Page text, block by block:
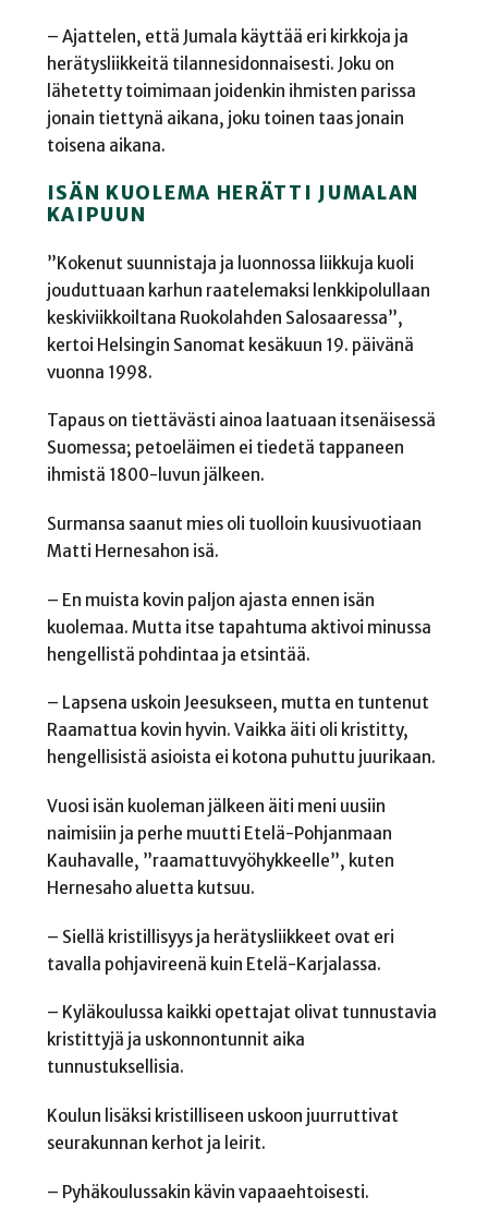
– Ajattelen, että Jumala käyttää eri kirkkoja ja
herätysliikkeitä tilannesidonnaisesti. Joku on
lähetetty toimimaan joidenkin ihmisten parissa
jonain tiettynä aikana, joku toinen taas jonain
toisena aikana.
ISÄN KUOLEMA HERÄTTI JUMALAN
KAIPUUN
”Kokenut suunnistaja ja luonnossa liikkuja kuoli
jouduttuaan karhun raatelemaksi lenkkipolullaan
keskiviikkoiltana Ruokolahden Salosaaressa”,
kertoi Helsingin Sanomat kesäkuun 19. päivänä
vuonna 1998.
Tapaus on tiettävästi ainoa laatuaan itsenäisessä
Suomessa; petoeläimen ei tiedetä tappaneen
ihmistä 1800-luvun jälkeen.
Surmansa saanut mies oli tuolloin kuusivuotiaan
Matti Hernesahon isä.
– En muista kovin paljon ajasta ennen isän
kuolemaa. Mutta itse tapahtuma aktivoi minussa
hengellistä pohdintaa ja etsintää.
– Lapsena uskoin Jeesukseen, mutta en tuntenut
Raamattua kovin hyvin. Vaikka äiti oli kristitty,
hengellisistä asioista ei kotona puhuttu juurikaan.
Vuosi isän kuoleman jälkeen äiti meni uusiin
naimisiin ja perhe muutti Etelä-Pohjanmaan
Kauhavalle, ”raamattuvyöhykkeelle”, kuten
Hernesaho aluetta kutsuu.
– Siellä kristillisyys ja herätysliikkeet ovat eri
tavalla pohjavireenä kuin Etelä-Karjalassa.
– Kyläkoulussa kaikki opettajat olivat tunnustavia
kristittyjä ja uskonnontunnit aika
tunnustuksellisia.
Koulun lisäksi kristilliseen uskoon juurruttivat
seurakunnan kerhot ja leirit.
– Pyhäkoulussakin kävin vapaaehtoisesti.